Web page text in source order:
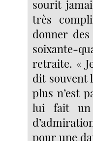
sourit
très
donner
soixante-
retraite. «
dit souvent
plus n’est
lui fait un
pour une